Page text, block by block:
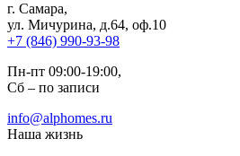
г. Самара,
ул. Мичурина, д.64, оф.10
+7 (846) 990-93-98
Пн-пт 09:00-19:00,
Сб – по записи
info@alphomes.ru
Наша жизнь